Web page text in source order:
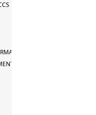
INTERNO